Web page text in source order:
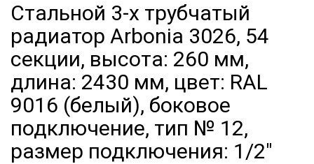
Стальной 3-х трубчатый
радиатор Arbonia 3026, 54
секции, высота: 260 мм,
длина: 2430 мм, цвет: RAL
9016 (белый), боковое
подключение, тип № 12,
размер подключения: 1/2"